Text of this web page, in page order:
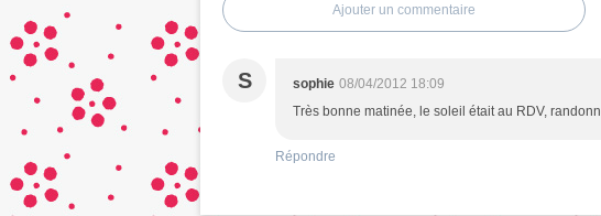
Ajouter un commentaire
S sophie 08/04/2012 18:09
Très bonne matinée, le soleil était au RDV,
Répondre